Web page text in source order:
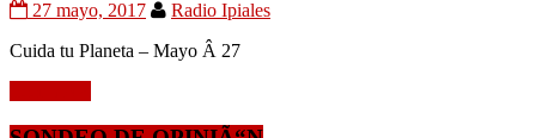
27 mayo, 2017
Radio Ipiales
Cuida tu Planeta – Mayo Â 27